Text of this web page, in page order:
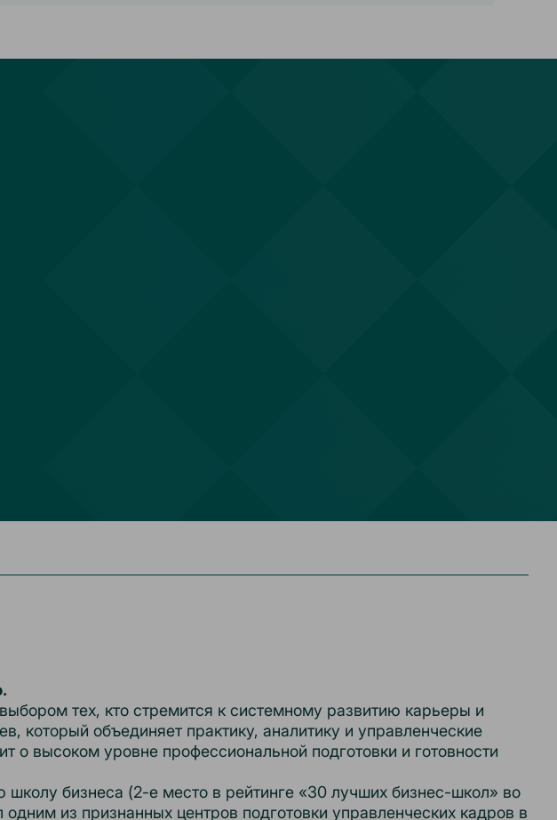
тех, кто стремится к системному развитию карьеры и
который объединяет практику, аналитику и управленческие
высоком уровне профессиональной подготовки и готовности
бизнеса (2-е место в рейтинге «30 лучших бизнес-школ» во
из признанных центров подготовки управленческих кадров в